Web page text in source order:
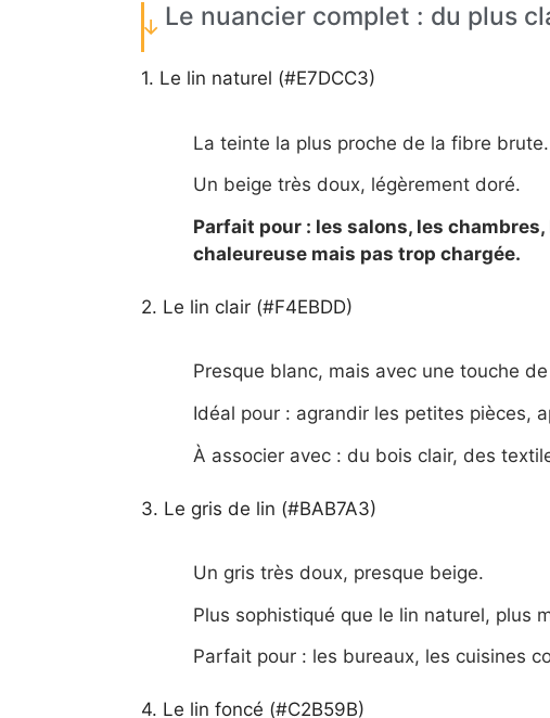
Le nuancier complet : du plus
1. Le lin naturel (#E7DCC3)
La teinte la plus proche de la fibre brute.
Un beige très doux, légèrement doré.
Parfait pour : les salons, les
chaleureuse mais pas trop chargée.
2. Le lin clair (#F4EBDD)
Presque blanc, mais avec une touche
Idéal pour : agrandir les petites pièces,
À associer avec : du bois clair, des
3. Le gris de lin (#BAB7A3)
Un gris très doux, presque beige.
Plus sophistiqué que le lin naturel, plus
Parfait pour : les bureaux, les cuisines
4. Le lin foncé (#C2B59B)